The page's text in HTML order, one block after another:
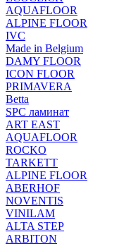
AQUAFLOOR
ALPINE FLOOR
IVC
Made in Belgium
DAMY FLOOR
ICON FLOOR
PRIMAVERA
Betta
SPC ламинат
ART EAST
AQUAFLOOR
ROCKO
TARKETT
ALPINE FLOOR
ABERHOF
NOVENTIS
VINILAM
ALTA STEP
ARBITON